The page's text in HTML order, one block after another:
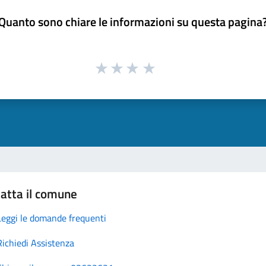
sono chiare le informazioni su questa
il comune
le domande frequenti
Assistenza